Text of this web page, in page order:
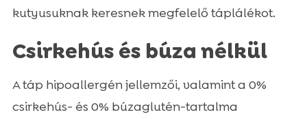
kutyusuknak keresnek megfelelő táplálékot.
Csirkehús és búza nélkül
A táp hipoallergén jellemzői, valamint a 0%
csirkehús- és 0% búzaglutén-tartalma